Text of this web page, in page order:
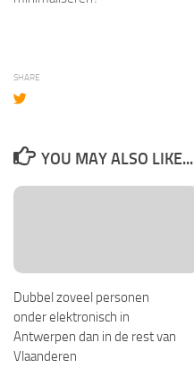
SHARE
YOU MAY ALSO LIKE...
Dubbel zoveel personen
onder elektronisch in
Antwerpen dan in de rest van
Vlaanderen